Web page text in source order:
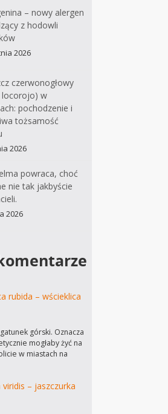
– nowy alergen
z hodowli
2026
czerwonogłowy
locorojo) w
pochodzenie i
tożsamość
2026
powraca, choć
nie tak jakbyście
2026
rubida – wścieklica
górski. Oznacza
mogłaby żyć na
w miastach na
viridis – jaszczurka